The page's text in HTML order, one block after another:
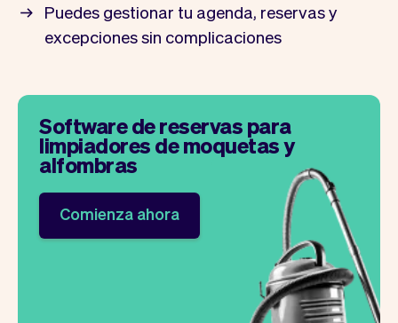
Puedes gestionar tu agenda, reservas y
excepciones sin complicaciones
Software de reservas para
limpiadores de moquetas y
alfombras
Comienza ahora